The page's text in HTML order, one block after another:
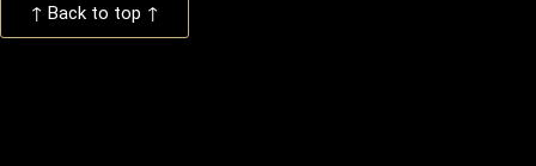
↑ Back to top ↑